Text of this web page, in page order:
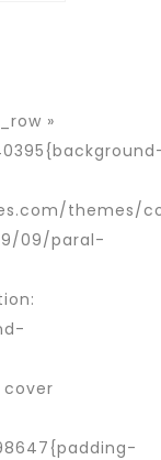
»
themes/
09/paral-